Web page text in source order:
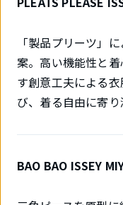
「製品プリーツ」
案。高い機能性と
す創意工夫による
び、着る自由に寄り
BAO BAO ISSEY